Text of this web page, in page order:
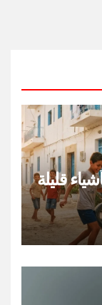
قليلة